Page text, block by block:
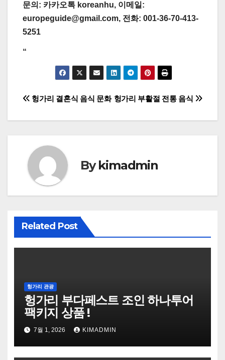
문의: 카카오톡 koreanhu, 이메일:
europeguide@gmail.com, 전화: 001-36-70-413-
5251
“
글
탐
헝가리 부활절 전통 음식
헝가리 결혼식 음식 문화
Bykimadmin
Related Post
헝가리 관광
헝가리 부다페스트 조인 하나투어
팩키지 상품 !
7월 1, 2026 KIMADMIN